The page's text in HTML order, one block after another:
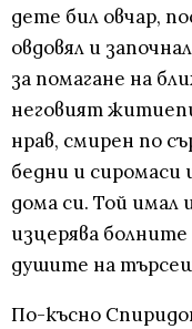
дете бил овчар,
овдовял и
за помагане на
неговият
нрав, смирен по
бедни и сиромаси
дома си. Той имал
изцерява
душите на
По-късно